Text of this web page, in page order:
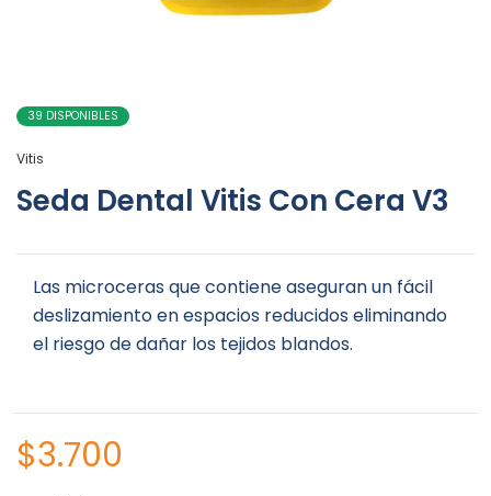
39 DISPONIBLES
Vitis
Seda Dental Vitis Con Cera V3
Las microceras que contiene aseguran un fácil
deslizamiento en espacios reducidos eliminando
el riesgo de dañar los tejidos blandos.
$3.700